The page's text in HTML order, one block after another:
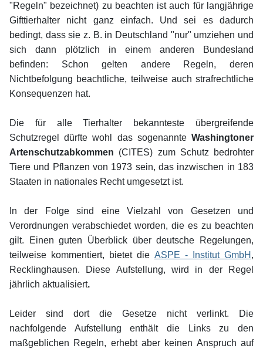
"Regeln" bezeichnet) zu beachten ist auch für langjährige
Gifttierhalter nicht ganz einfach. Und sei es dadurch
bedingt, dass sie z. B. in Deutschland "nur" umziehen und
sich dann plötzlich in einem anderen Bundesland
befinden: Schon gelten andere Regeln, deren
Nichtbefolgung beachtliche, teilweise auch strafrechtliche
Konsequenzen hat.
Die für alle Tierhalter bekannteste übergreifende
Schutzregel dürfte wohl das sogenannte Washingtoner
Artenschutzabkommen (CITES) zum Schutz bedrohter
Tiere und Pflanzen von 1973 sein, das inzwischen in 183
Staaten in nationales Recht umgesetzt ist.
In der Folge sind eine Vielzahl von Gesetzen und
Verordnungen verabschiedet worden, die es zu beachten
gilt. Einen guten Überblick über deutsche Regelungen,
teilweise kommentiert, bietet die ASPE - Institut GmbH ,
Recklinghausen. Diese Aufstellung, wird in der Regel
jährlich aktualisiert.
Leider sind dort die Gesetze nicht verlinkt. Die
nachfolgende Aufstellung enthält die Links zu den
maßgeblichen Regeln, erhebt aber keinen Anspruch auf